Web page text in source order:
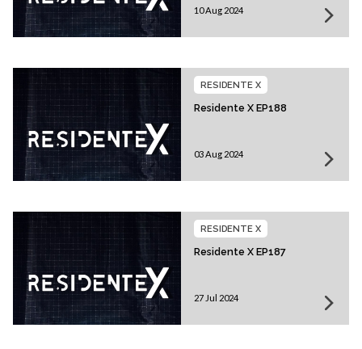
10 Aug 2024
Residente X EP188
RESIDENTE X
03 Aug 2024
Residente X EP187
RESIDENTE X
27 Jul 2024